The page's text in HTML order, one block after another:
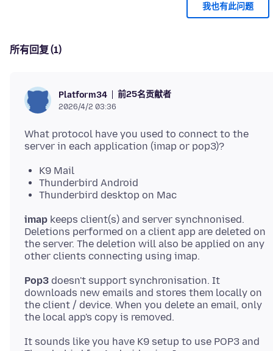
我也有此问题
所有回复 (1)
Platform34 前25名贡献者
2026/4/2 03:36
What protocol have you used to connect to the
K9 Mail
Thunderbird Android
Thunderbird desktop on Mac
imap keeps client(s) and server synchnonised.
Deletions performed on a client app are deleted on
the server. The deletion will also be applied on any
Pop3 doesn't support synchronisation. It
downloads new emails and stores them locally on
the client / device. When you delete an email, only
It sounds like you have K9 setup to use POP3 and